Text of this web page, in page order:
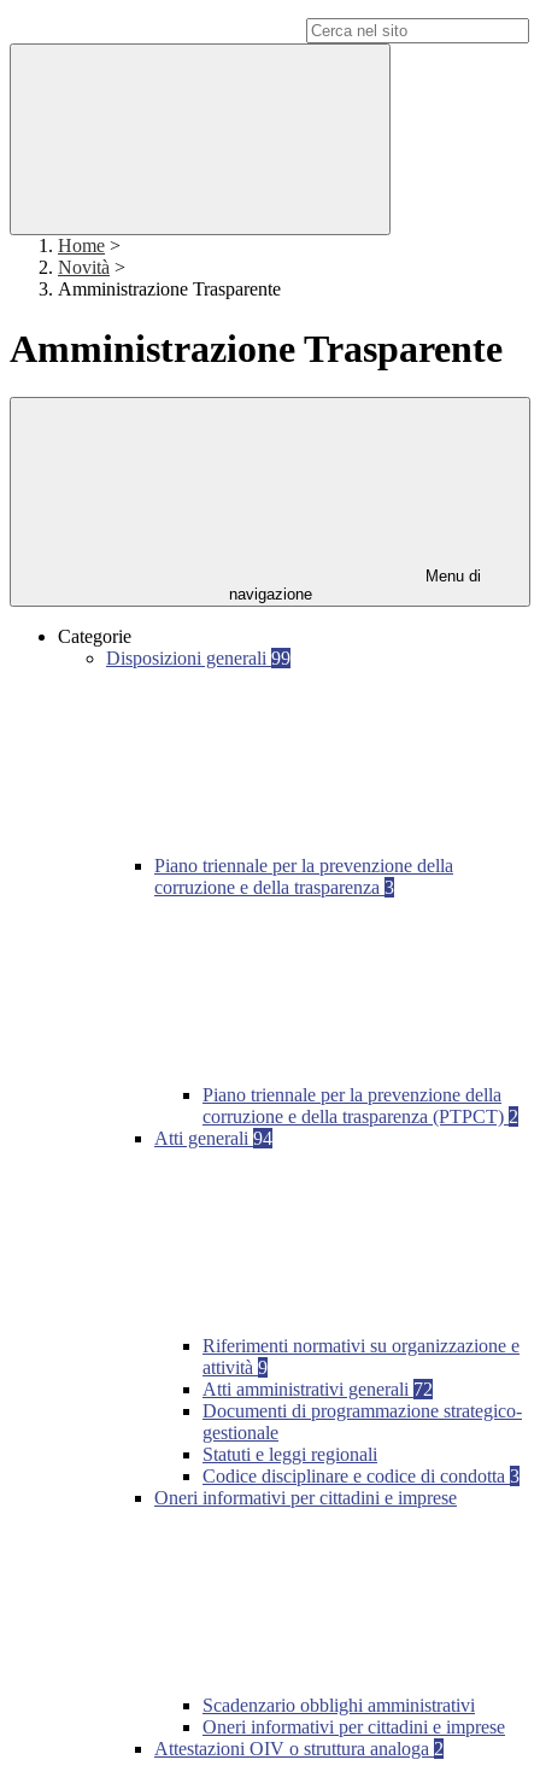
Home >
Novità >
Amministrazione Trasparente
Amministrazione Trasparente
Menu di
navigazione
Categorie
Disposizioni generali 99
Piano triennale per la prevenzione della
corruzione e della trasparenza 3
Piano triennale per la prevenzione della
corruzione e della trasparenza (PTPCT) 2
Atti generali 94
Riferimenti normativi su organizzazione e
attività 9
Atti amministrativi generali 72
Documenti di programmazione strategico-
gestionale
Statuti e leggi regionali
Codice disciplinare e codice di condotta 3
Oneri informativi per cittadini e imprese
Scadenzario obblighi amministrativi
Oneri informativi per cittadini e imprese
Attestazioni OIV o struttura analoga 2